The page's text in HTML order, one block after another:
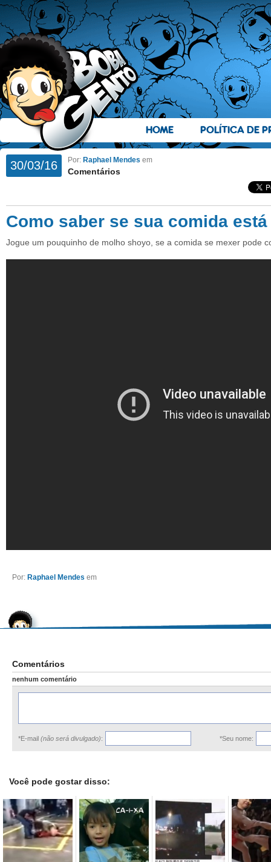
HOME POLÍTICA DE
30/03/16 Por: Raphael Mendes em
Comentários
Como saber se sua comida
Jogue um pouquinho de molho shoyo, se a comida se mexer pode
Por: Raphael Mendes em
Comentários
nenhum comentário
*E-mail (não será divulgado): *Seu nome:
Você pode gostar disso: